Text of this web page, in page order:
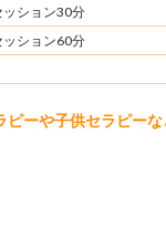
ッション30分
ッション60分
ーや子供セラピーな